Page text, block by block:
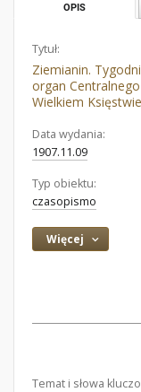
OPIS
Tytuł:
Ziemianin.
organ
Wielkiem
Data wydania:
1907.11.09
Typ obiektu:
czasopismo
Więcej
Temat i słowa